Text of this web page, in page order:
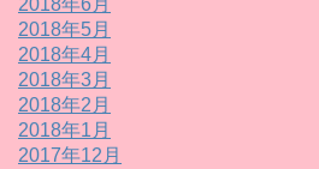
2018年6月
2018年5月
2018年4月
2018年3月
2018年2月
2018年1月
2017年12月